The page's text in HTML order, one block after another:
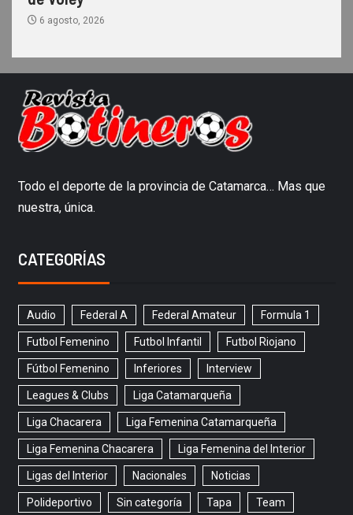
6 agosto, 2026
Todo el deporte de la provincia de Catamarca… Mas que
nuestra, única.
CATEGORÍAS
Audio Federal A Federal Amateur Formula 1
Futbol Femenino Futbol Infantil Futbol Riojano
Fútbol Femenino Inferiores Interview
Leagues & Clubs Liga Catamarqueña
Liga Chacarera Liga Femenina Catamarqueña
Liga Femenina Chacarera Liga Femenina del Interior
Ligas del Interior Nacionales Noticias
Polideportivo Sin categoría Tapa Team